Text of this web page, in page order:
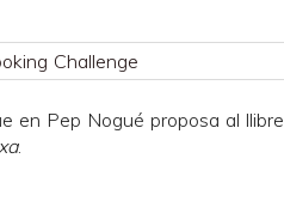
en Pep Nogué proposa al llibre
.